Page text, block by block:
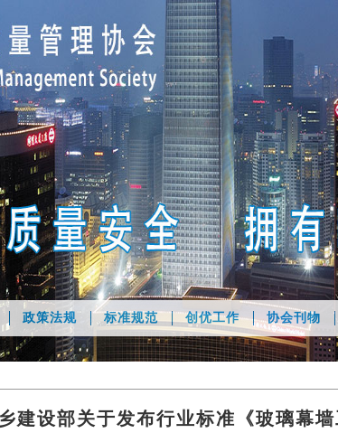
政策法规 标准规范 创优工作 协会刊物
建设部关于发布行业标准《玻璃幕